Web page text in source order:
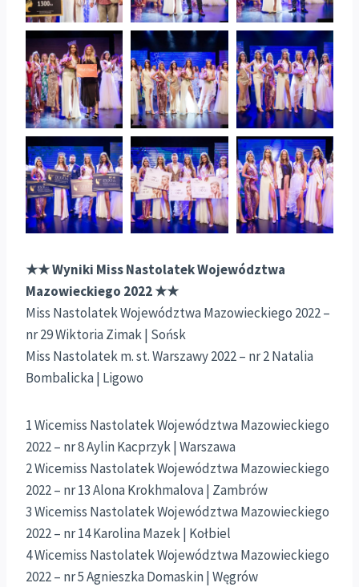
★★ Wyniki Miss Nastolatek Województwa
Mazowieckiego 2022 ★★
Miss Nastolatek Województwa Mazowieckiego 2022 –
nr 29 Wiktoria Zimak | Sońsk
Miss Nastolatek m. st. Warszawy 2022 – nr 2 Natalia
Bombalicka | Ligowo
1 Wicemiss Nastolatek Województwa Mazowieckiego
2022 – nr 8 Aylin Kacprzyk | Warszawa
2 Wicemiss Nastolatek Województwa Mazowieckiego
2022 – nr 13 Alona Krokhmalova | Zambrów
3 Wicemiss Nastolatek Województwa Mazowieckiego
2022 – nr 14 Karolina Mazek | Kołbiel
4 Wicemiss Nastolatek Województwa Mazowieckiego
2022 – nr 5 Agnieszka Domaskin | Węgrów